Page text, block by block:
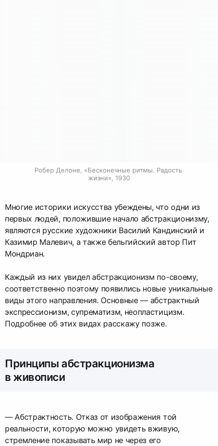
Робер Делоне, «Бесконечные ритмы. Радость
жизни», 1930
Многие историки искусства убеждены, что одни из
первых людей, положившие начало абстракционизму,
являются русские художники Василий Кандинский и
Казимир Малевич, а также бельгийский автор Пит
Мондриан.
Каждый из них увидел абстракционизм по-своему,
соответственно поэтому появились новые уникальные
виды этого направления. Основные — абстрактный
экспрессионизм, супрематизм, неопластицизм.
Подробнее об этих видах расскажу позже.
Принципы абстракционизма
в живописи
— Абстрактность. Отказ от изображения той
реальности, которую можно увидеть вживую,
стремление показывать мир не через его